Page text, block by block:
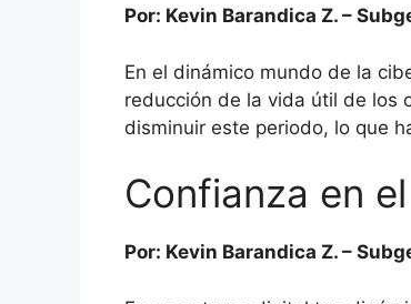
Por: Kevin Barandica Z. –
En el dinámico mundo de la
reducción de la vida útil de los
disminuir este periodo, lo que
Confianza en
Por: Kevin Barandica Z. –